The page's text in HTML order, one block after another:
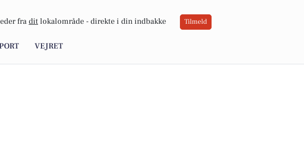
fra dit lokalområde - direkte i din indbakke Tilmeld
VEJRET